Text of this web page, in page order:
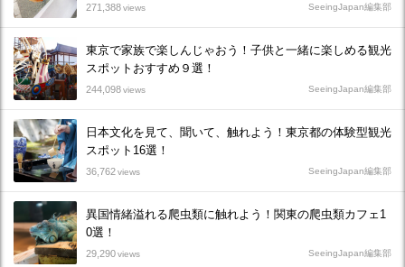
271,388views SeeingJapan編集部
東京で家族で楽しんじゃおう！子供と一緒に楽しめる観光
スポットおすすめ９選！
244,098views SeeingJapan編集部
日本文化を見て、聞いて、触れよう！東京都の体験型観光
スポット16選！
36,762views SeeingJapan編集部
異国情緒溢れる爬虫類に触れよう！関東の爬虫類カフェ1
0選！
29,290views SeeingJapan編集部